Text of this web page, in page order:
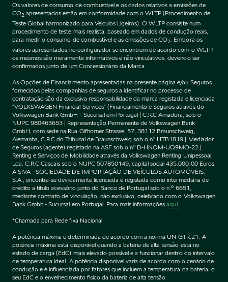
Os valores de consumo de combustível e os dados relativos a emissões de
CO2 apresentados estão em conformidade com o WLTP (Procedimento de
Teste Global harmonizado para Veículos Ligeiros). O WLTP consiste num
procedimento de teste mais realista, baseado em dados de condução reais,
para medir o consumo de combustível e as emissões de CO2 . Embora os
valores apresentados no configurador se encontrem de acordo com o WLTP,
os mesmos são meramente informativos e não vinculativos, devendo ser
confirmados junto de um Concessionário da Marca.
As Opções de Financiamento apresentadas na presente página e/ou Seguros
fornecidos pelas companhias de seguros a identificar no processo de
contratação são da exclusiva responsabilidade da marca registada e licenciada
"VOLKSWAGEN Financial Services" (Financiamento e Seguros através do
Volkswagen Bank GmbH - Sucursal em Portugal | C.R.C Amadora, sob o
NUPC 980463653 | Representação Permanente de Volkswagen Bank
GmbH, com sede na Rua Gifhorner Strasse, 57, 38112 Braunschweig,
Alemanha, C.R.C do Tribunal de Braunschweig sob o nº HTB1819 | Mediador
de Seguros (agente) registado na ASF sob o nº D-HNQM-UQ9MO-22 |.
Renting e Serviços de Mobilidade através da Volkswagen Renting Unipessoal,
Lda. C.R.C Cascais sob o NUPC 507850149, capital social 435.000,00 Euros.
A SIVA - SOCIEDADE DE IMPORTAÇÃO DE VEÍCULOS AUTOMÓVEIS,
S.A., encontra-se devidamente licenciada e registada como intermediária de
crédito a título acessório junto do Banco de Portugal sob o n.º 6651,
mediante contrato de vinculação, não exclusivo, celebrado com o Volkswagen
Bank Gmbh - Sucursal em Portugal. Para mais informaçõesaqui.
*Chamada para Rede fixa Nacional
A potência máxima é determinada de acordo com a norma UN-GTR.21. A
potência máxima está disponível quando a bateria de alta tensão está no
estado de carga (EdC) mais elevado possível e a funcionar dentro do intervalo
de temperatura ideal. A potência disponível varia de acordo com o cenário de
condução e é influenciada por fatores que incluem a temperatura da bateria, o
seu EdC e o envelhecimento físico da bateria de alta tensão.